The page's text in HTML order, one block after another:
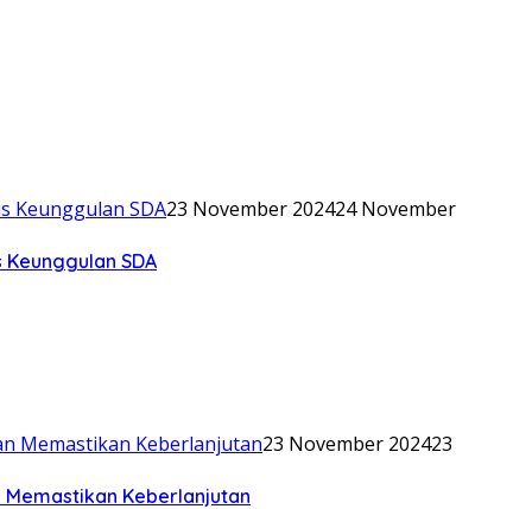
23 November 202424 November
SDA
23 November 202423
Memastikan Keberlanjutan